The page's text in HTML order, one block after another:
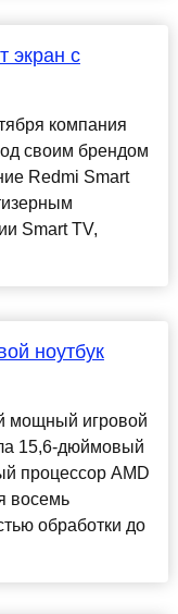
экран с
компания
своим брендом
Redmi Smart
Smart TV,
ноутбук
мощный игровой
15,6-дюймовый
процессор AMD
восемь
обработки до